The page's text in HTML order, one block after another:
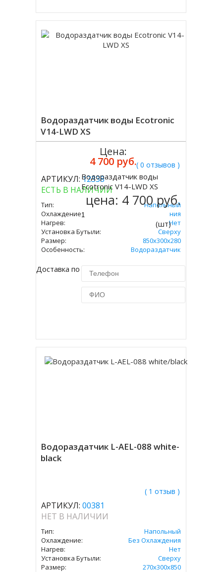
Водораздатчик воды Ecotronic
V14-LWD XS
( 0 отзывов )
АРТИКУЛ:12338
ЕСТЬ В НАЛИЧИИ
Тип:
Напольный
Охлаждение:
Без Охлаждения
Нагрев:
Нет
Установка Бутыли:
Сверху
Размер:
850x300x280
Особенность:
Водораздатчик
Доставка по Москве 450 руб.
Цена:
4 700 руб.
Купить
Водораздатчик воды
Ecotronic V14-LWD XS
цена: 4 700 руб.
(шт)
Водораздатчик L-AEL-088 white-
black
( 1 отзыв )
АРТИКУЛ: 00381
НЕТ В НАЛИЧИИ
Тип:
Напольный
Охлаждение:
Без Охлаждения
Нагрев:
Нет
Установка Бутыли:
Сверху
Размер:
270х300х850